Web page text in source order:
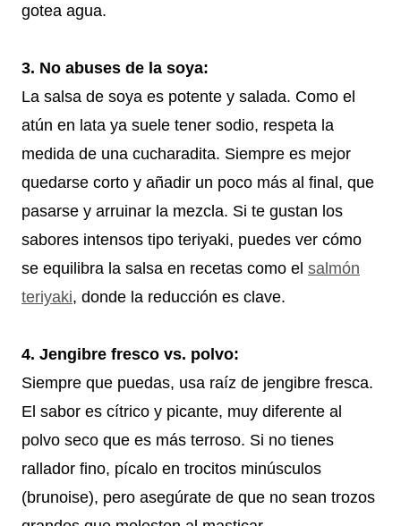
gotea agua.
3. No abuses de la soya:
La salsa de soya es potente y salada. Como el
atún en lata ya suele tener sodio, respeta la
medida de una cucharadita. Siempre es mejor
quedarse corto y añadir un poco más al final, que
pasarse y arruinar la mezcla. Si te gustan los
sabores intensos tipo teriyaki, puedes ver cómo
se equilibra la salsa en recetas como el salmón
teriyaki, donde la reducción es clave.
4. Jengibre fresco vs. polvo:
Siempre que puedas, usa raíz de jengibre fresca.
El sabor es cítrico y picante, muy diferente al
polvo seco que es más terroso. Si no tienes
rallador fino, pícalo en trocitos minúsculos
(brunoise), pero asegúrate de que no sean trozos